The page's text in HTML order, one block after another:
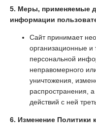
5. Меры, применяемые
информации
Сайт принимает
организационные
персональной
неправомерного
уничтожения,
распространения,
действий с ней
6. Изменение Политики